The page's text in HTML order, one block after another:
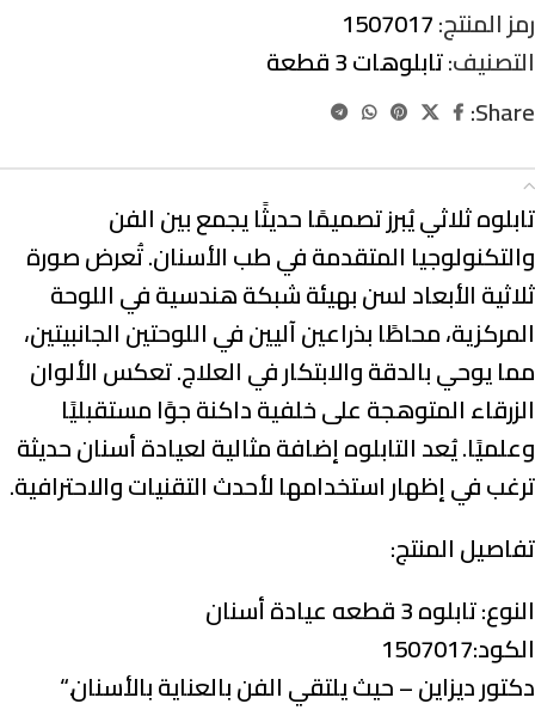
رمز المنتج:1507017
التصنيف:تابلوهات 3 قطعة
Share:
تابلوه ثلاثي يُبرز تصميمًا حديثًا يجمع بين الفن
والتكنولوجيا المتقدمة في طب الأسنان. تُعرض صورة
ثلاثية الأبعاد لسن بهيئة شبكة هندسية في اللوحة
المركزية، محاطًا بذراعين آليين في اللوحتين الجانبيتين،
مما يوحي بالدقة والابتكار في العلاج. تعكس الألوان
الزرقاء المتوهجة على خلفية داكنة جوًا مستقبليًا
وعلميًا. يُعد التابلوه إضافة مثالية لعيادة أسنان حديثة
ترغب في إظهار استخدامها لأحدث التقنيات والاحترافية.
تفاصيل المنتج:
النوع:تابلوه 3 قطعه عيادة أسنان
الكود:1507017
دكتور ديزاين – حيث يلتقي الفن بالعناية بالأسنان.“